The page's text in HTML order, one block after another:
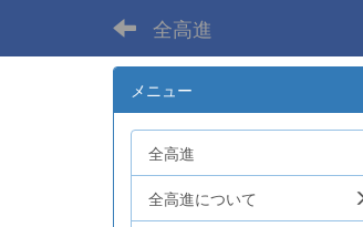
全高進
メニュー
全高進
全高進について